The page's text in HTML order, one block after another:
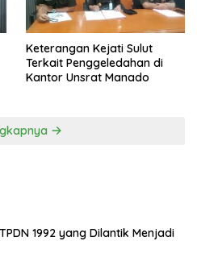
Keterangan Kejati Sulut
Terkait Penggeledahan di
Kantor Unsrat Manado
1992 yang Dilantik Menjadi